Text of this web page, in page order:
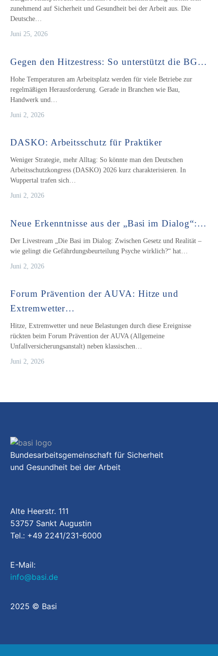
zunehmend auf Sicherheit und Gesundheit bei der Arbeit aus. Die
Deutsche…
Juni 25, 2026
Gegen den Hitzestress: So unterstützt die BG…
Hohe Temperaturen am Arbeitsplatz werden für viele Betriebe zur
regelmäßigen Herausforderung. Gerade in Branchen wie Bau,
Handwerk und…
Juni 2, 2026
DASKO: Arbeitsschutz für Praktiker
Weniger Strategie, mehr Alltag: So könnte man den Deutschen
Arbeitsschutzkongress (DASKO) 2026 kurz charakterisieren. In
Wuppertal trafen sich…
Juni 2, 2026
Neue Erkenntnisse aus der „Basi im Dialog“:…
Der Livestream „Die Basi im Dialog: Zwischen Gesetz und Realität –
wie gelingt die Gefährdungsbeurteilung Psyche wirklich?“ hat…
Juni 2, 2026
Forum Prävention der AUVA: Hitze und
Extremwetter…
Hitze, Extremwetter und neue Belastungen durch diese Ereignisse
rückten beim Forum Prävention der AUVA (Allgemeine
Unfallversicherungsanstalt) neben klassischen…
Juni 2, 2026
Bundesarbeitsgemeinschaft für Sicherheit
und Gesundheit bei der Arbeit
Alte Heerstr. 111
53757 Sankt Augustin
Tel.: +49 2241/231-6000
E-Mail:
info@basi.de
2025 © Basi